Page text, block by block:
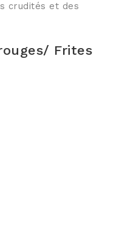
crudités et des
Frites